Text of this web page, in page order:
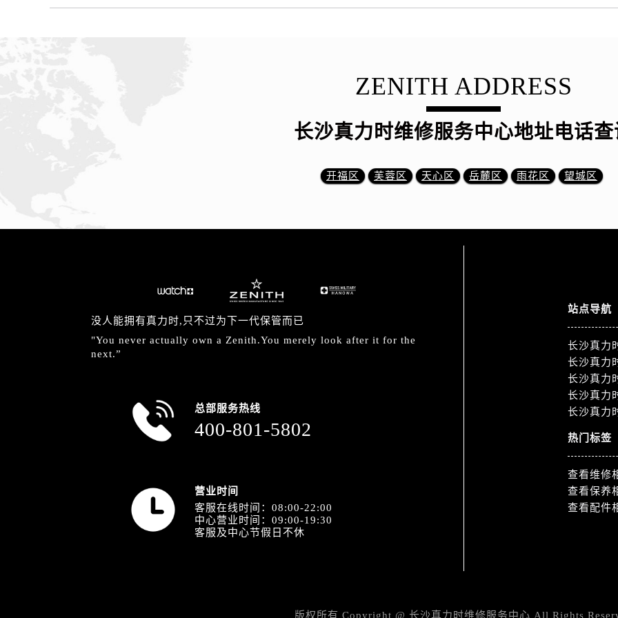
ZENITH ADDRESS
长沙真力时维修服务中心地址电话查
开福区 芙蓉区 天心区 岳麓区 雨花区 望城区
没人能拥有真力时,只不过为下一代保管而已
"You never actually own a Zenith.You merely look after it for the
next.”
总部服务热线
400-801-5802
营业时间
客服在线时间：08:00-22:00
中心营业时间：09:00-19:30
客服及中心节假日不休
站点导航
长沙真力
长沙真力
长沙真力
长沙真力
长沙真力
热门标签
查看维修
查看保养
查看配件
版权所有 Copyright @ 长沙真力时维修服务中心 All Rights